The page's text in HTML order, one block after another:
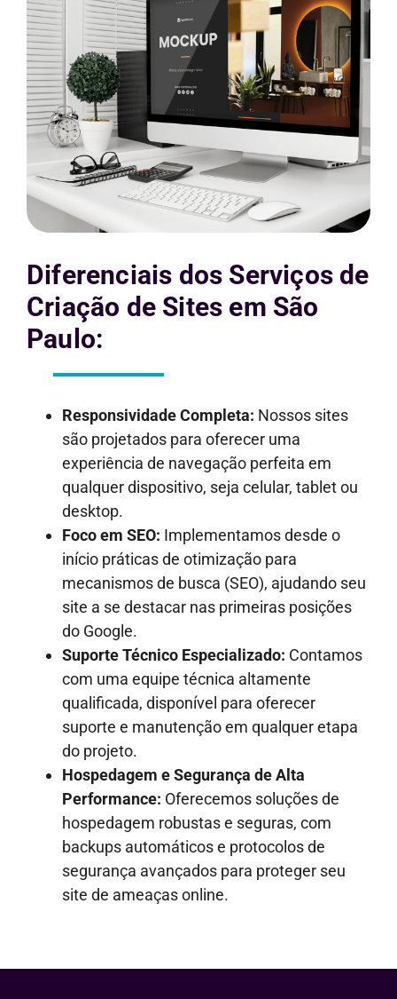
Diferenciais dos Serviços de
Criação de Sites em São
Paulo:
Responsividade Completa: Nossos sites
são projetados para oferecer uma
experiência de navegação perfeita em
qualquer dispositivo, seja celular, tablet ou
desktop.
Foco em SEO: Implementamos desde o
início práticas de otimização para
mecanismos de busca (SEO), ajudando seu
site a se destacar nas primeiras posições
do Google.
Suporte Técnico Especializado: Contamos
com uma equipe técnica altamente
qualificada, disponível para oferecer
suporte e manutenção em qualquer etapa
do projeto.
Hospedagem e Segurança de Alta
Performance: Oferecemos soluções de
hospedagem robustas e seguras, com
backups automáticos e protocolos de
segurança avançados para proteger seu
site de ameaças online.